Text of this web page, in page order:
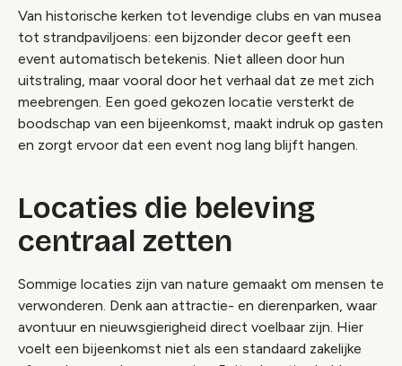
Van historische kerken tot levendige clubs en van musea
tot strandpaviljoens: een bijzonder decor geeft een
event automatisch betekenis. Niet alleen door hun
uitstraling, maar vooral door het verhaal dat ze met zich
meebrengen. Een goed gekozen locatie versterkt de
boodschap van een bijeenkomst, maakt indruk op gasten
en zorgt ervoor dat een event nog lang blijft hangen.
Locaties die beleving
centraal zetten
Sommige locaties zijn van nature gemaakt om mensen te
verwonderen. Denk aan attractie- en dierenparken, waar
avontuur en nieuwsgierigheid direct voelbaar zijn. Hier
voelt een bijeenkomst niet als een standaard zakelijke